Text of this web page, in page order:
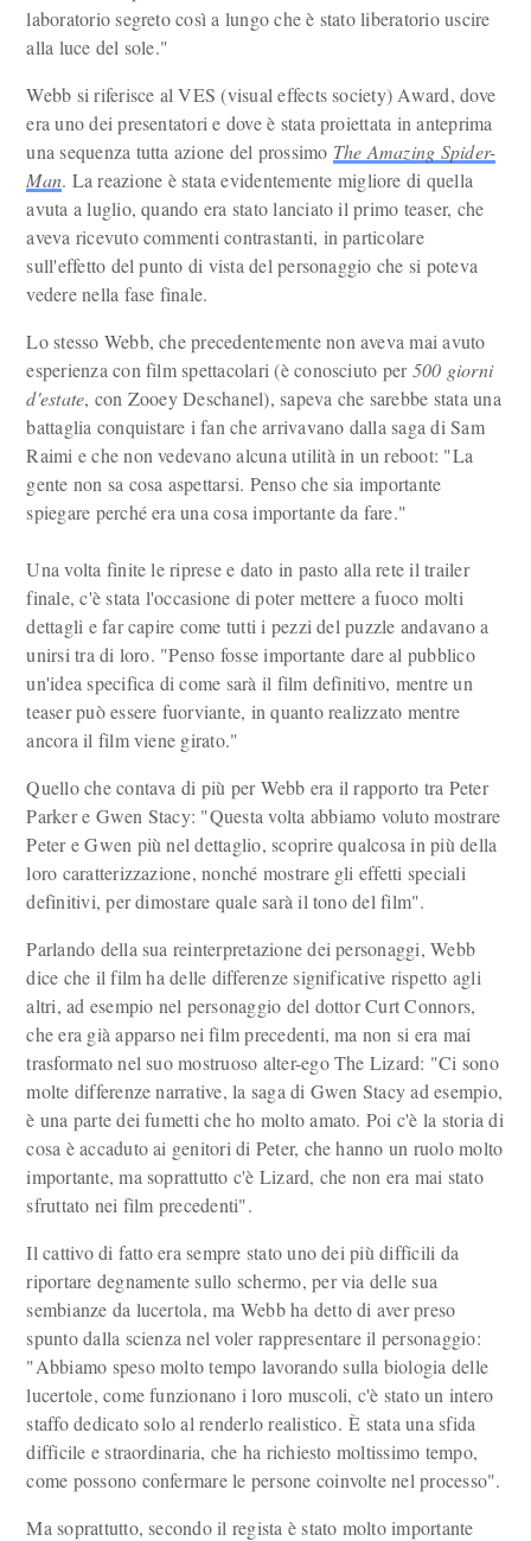
laboratorio segreto così a lungo che è stato liberatorio uscire
alla luce del sole."
Webb si riferisce al VES (visual effects society) Award, dove
era uno dei presentatori e dove è stata proiettata in anteprima
una sequenza tutta azione del prossimo The Amazing Spider-
Man. La reazione è stata evidentemente migliore di quella
avuta a luglio, quando era stato lanciato il primo teaser, che
aveva ricevuto commenti contrastanti, in particolare
sull'effetto del punto di vista del personaggio che si poteva
vedere nella fase finale.
Lo stesso Webb, che precedentemente non aveva mai avuto
esperienza con film spettacolari (è conosciuto per500 giorni
d'estate, con Zooey Deschanel), sapeva che sarebbe stata una
battaglia conquistare i fan che arrivavano dalla saga di Sam
Raimi e che non vedevano alcuna utilità in un reboot: "La
gente non sa cosa aspettarsi. Penso che sia importante
spiegare perché era una cosa importante da fare."
Una volta finite le riprese e dato in pasto alla rete il trailer
finale, c'è stata l'occasione di poter mettere a fuoco molti
dettagli e far capire come tutti i pezzi del puzzle andavano a
unirsi tra di loro. "Penso fosse importante dare al pubblico
un'idea specifica di come sarà il film definitivo, mentre un
teaser può essere fuorviante, in quanto realizzato mentre
ancora il film viene girato."
Quello che contava di più per Webb era il rapporto tra Peter
Parker e Gwen Stacy: "Questa volta abbiamo voluto mostrare
Peter e Gwen più nel dettaglio, scoprire qualcosa in più della
loro caratterizzazione, nonché mostrare gli effetti speciali
definitivi, per dimostare quale sarà il tono del film".
Parlando della sua reinterpretazione dei personaggi, Webb
dice che il film ha delle differenze significative rispetto agli
altri, ad esempio nel personaggio del dottor Curt Connors,
che era già apparso nei film precedenti, ma non si era mai
trasformato nel suo mostruoso alter-ego The Lizard: "Ci sono
molte differenze narrative, la saga di Gwen Stacy ad esempio,
è una parte dei fumetti che ho molto amato. Poi c'è la storia di
cosa è accaduto ai genitori di Peter, che hanno un ruolo molto
importante, ma soprattutto c'è Lizard, che non era mai stato
sfruttato nei film precedenti".
Il cattivo di fatto era sempre stato uno dei più difficili da
riportare degnamente sullo schermo, per via delle sua
sembianze da lucertola, ma Webb ha detto di aver preso
spunto dalla scienza nel voler rappresentare il personaggio:
"Abbiamo speso molto tempo lavorando sulla biologia delle
lucertole, come funzionano i loro muscoli, c'è stato un intero
staffo dedicato solo al renderlo realistico. È stata una sfida
difficile e straordinaria, che ha richiesto moltissimo tempo,
come possono confermare le persone coinvolte nel processo".
Ma soprattutto, secondo il regista è stato molto importante